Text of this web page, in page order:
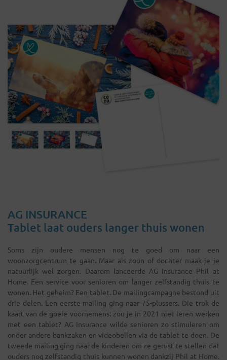
AG INSURANCE
Tablet laat ouders langer thuis wonen
Soms zijn oudere mensen nog te goed om naar een
woonzorgcentrum te gaan. Maar als zoon of dochter maak je je
natuurlijk wel zorgen. Daarom lanceerde AG Insurance Phil at
Home. Een service voor senioren om langer zelfstandig thuis te
wonen. Het geheim? Een tablet. De mailingcampagne bestond uit
drie delen. Een eerste mailing ging naar 75-plussers. Die trok de
kaart van de goeie voornemens: zou je in 2021 niet leren werken
met een tablet? AG Insurance wilde senioren zo stimuleren om
onder andere bankzaken en videobellen via de tablet te doen. De
tweede mailing ging naar de kinderen om ze gerust te stellen dat
ouders nog zelfstandig thuis kunnen wonen dankzij Phil at Home.